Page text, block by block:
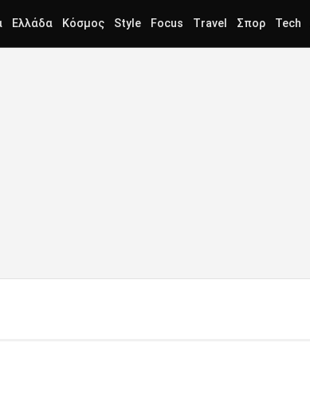
Ελλάδα Κόσμος Style Focus Travel Σπορ Tech